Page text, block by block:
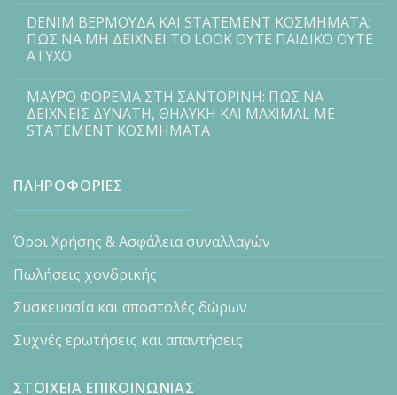
DENIM ΒΕΡΜΟΥΔΑ ΚΑΙ STATEMENT ΚΟΣΜΗΜΑΤΑ:
ΠΩΣ ΝΑ ΜΗ ΔΕΙΧΝΕΙ ΤΟ LOOK ΟΥΤΕ ΠΑΙΔΙΚΟ ΟΥΤΕ
ΑΤΥΧΟ
ΜΑΥΡΟ ΦΟΡΕΜΑ ΣΤΗ ΣΑΝΤΟΡΙΝΗ: ΠΩΣ ΝΑ
ΔΕΙΧΝΕΙΣ ΔΥΝΑΤΗ, ΘΗΛΥΚΗ ΚΑΙ MAXIMAL ΜΕ
STATEMENT ΚΟΣΜΗΜΑΤΑ
ΠΛΗΡΟΦΟΡΙΕΣ
Όροι Χρήσης & Ασφάλεια συναλλαγών
Πωλήσεις χονδρικής
Συσκευασία και αποστολές δώρων
Συχνές ερωτήσεις και απαντήσεις
ΣΤΟΙΧΕΙΑ ΕΠΙΚΟΙΝΩΝΙΑΣ